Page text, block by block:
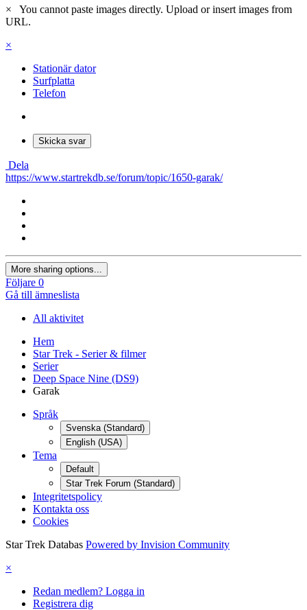
×
You cannot paste images directly. Upload or insert images from
URL.
×
Stationär dator
Surfplatta
Telefon
Skicka svar
Dela
https://www.startrekdb.se/forum/topic/1650-garak/
More sharing options...
Följare 0
Gå till ämneslista
All aktivitet
Hem
Star Trek - Serier & filmer
Serier
Deep Space Nine (DS9)
Garak
Språk
Svenska (Standard)
English (USA)
Tema
Default
Star Trek Forum (Standard)
Integritetspolicy
Kontakta oss
Cookies
Star Trek Databas Powered by Invision Community
×
Redan medlem? Logga in
Registrera dig